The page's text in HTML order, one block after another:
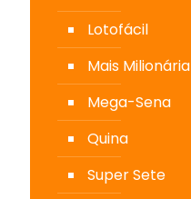
Lotofácil
Mais Milionária
Mega-Sena
Quina
Super Sete